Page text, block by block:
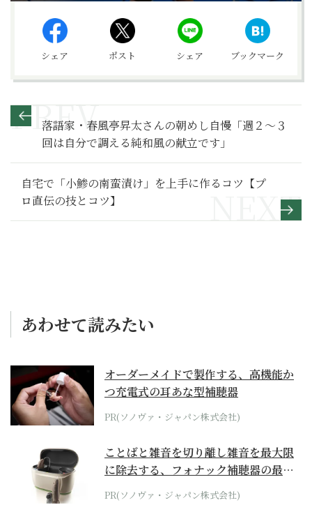
シェア ポスト シェア ブックマーク
落語家・春風亭昇太さんの朝めし自慢「週２〜３
回は自分で調える純和風の献立です」
自宅で「小鯵の南蛮漬け」を上手に作るコツ【プ
ロ直伝の技とコツ】
あわせて読みたい
オーダーメイドで製作する、高機能か
つ充電式の耳あな型補聴器
PR(ソノヴァ・ジャパン株式会社)
ことばと雑音を切り離し雑音を最大限
に除去する、フォナック補聴器の最上
位モデル
PR(ソノヴァ・ジャパン株式会社)